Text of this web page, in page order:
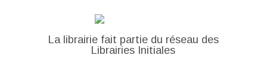
La librairie fait partie du réseau des
Librairies Initiales